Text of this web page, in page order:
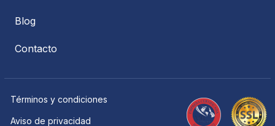
Blog
Contacto
Términos y condiciones
Aviso de privacidad